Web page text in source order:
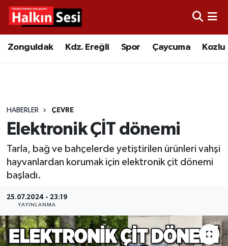
Zonguldak Kdz. Ereğli Spor Çaycuma Kozlu
HABERLER ÇEVRE
Elektronik ÇİT dönemi
Tarla, bağ ve bahçelerde yetiştirilen ürünleri vahşi
hayvanlardan korumak için elektronik çit dönemi
başladı.
25.07.2024 - 23:19
YAYINLANMA
Video
Çaycuma
Asayiş
Bartın
Karabük
Merkez Hava Durumu
Süper Lig Puan Durumu ve Fikstür
Son Dakika Haberleri
Haber Arşivi